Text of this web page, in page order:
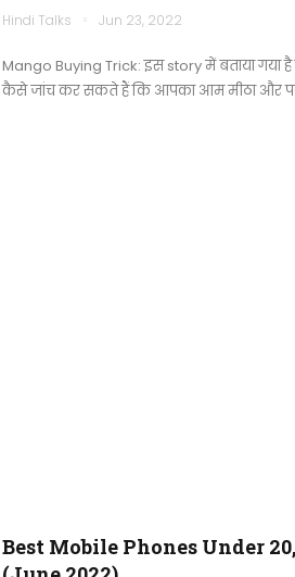
Hindi Talks Jun 23, 2022
Mango Buying Trick: इस story में बताया गया
कैसे जांच कर सकते हैं कि आपका आम मीठा और
Best Mobile Phones Under